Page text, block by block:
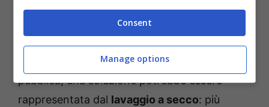
una barriera fisica tra la proprietà e la strada
pubblica, una soluzione potrebbe essere
rappresentata dal lavaggio a secco: più
Consent
Manage options